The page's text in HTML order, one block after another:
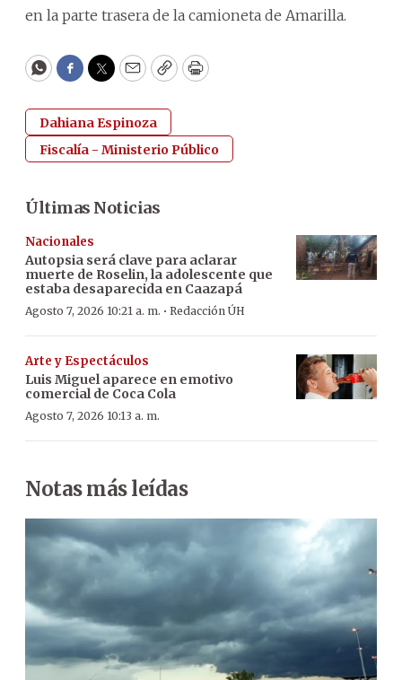
en la parte trasera de la camioneta de Amarilla.
WhatsApp
Facebook
Twitter
EmailCopyPrint
Dahiana Espinoza
Fiscalía - Ministerio Público
Últimas Noticias
Nacionales
Autopsia será clave para aclarar
muerte de Roselin, la adolescente que
estaba desaparecida en Caazapá
Agosto 7, 2026 10:21 a. m. · Redacción ÚH
Arte y Espectáculos
Luis Miguel aparece en emotivo
comercial de Coca Cola
Agosto 7, 2026 10:13 a. m.
Notas más leídas